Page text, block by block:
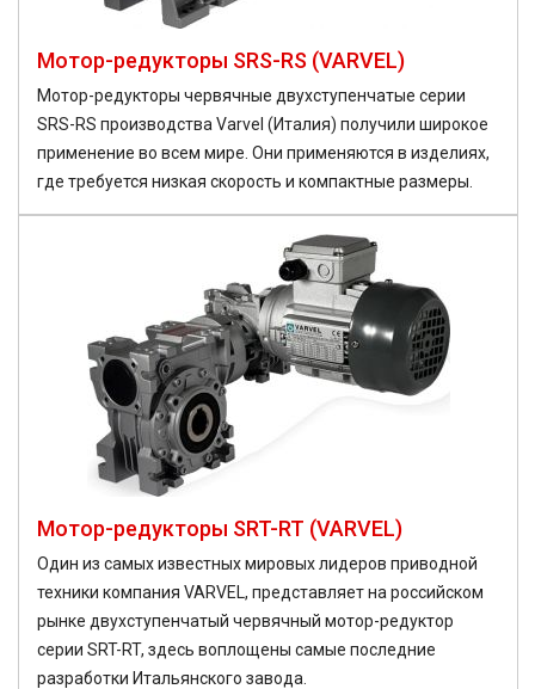
Мотор-редукторы SRS-RS (VARVEL)
Мотор-редукторы червячные двухступенчатые серии
SRS-RS производства Varvel (Италия) получили широкое
применение во всем мире. Они применяются в изделиях,
где требуется низкая скорость и компактные размеры.
Мотор-редукторы SRT-RT (VARVEL)
Один из самых известных мировых лидеров приводной
техники компания VARVEL, представляет на российском
рынке двухступенчатый червячный мотор-редуктор
серии SRT-RT, здесь воплощены самые последние
разработки Итальянского завода.